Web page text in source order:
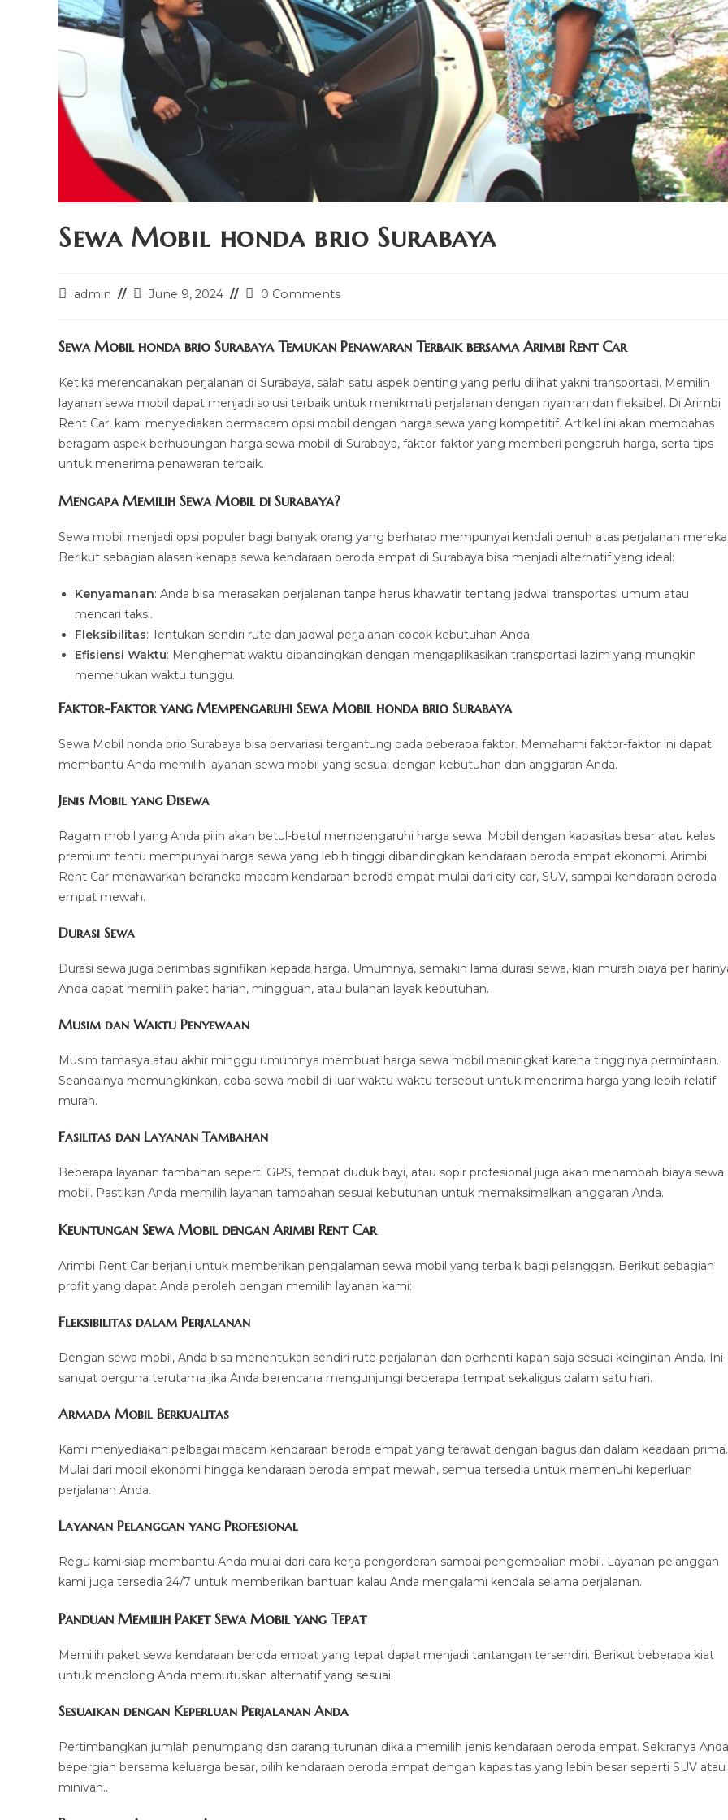
Sewa Mobil honda brio Surabaya
Postadmin
PostJune 9, 2024
Post0 Comments
Sewa Mobil honda brio Surabaya Temukan Penawaran Terbaik bersama Arimbi Rent Car
Ketika merencanakan perjalanan di Surabaya, salah satu aspek penting yang perlu dilihat yakni transportasi. Memilih
layanan sewa mobil dapat menjadi solusi terbaik untuk menikmati perjalanan dengan nyaman dan fleksibel. Di Arimbi
Rent Car, kami menyediakan bermacam opsi mobil dengan harga sewa yang kompetitif. Artikel ini akan membahas
beragam aspek berhubungan harga sewa mobil di Surabaya, faktor-faktor yang memberi pengaruh harga, serta tips
untuk menerima penawaran terbaik.
Mengapa Memilih Sewa Mobil di Surabaya?
Sewa mobil menjadi opsi populer bagi banyak orang yang berharap mempunyai kendali penuh atas perjalanan mereka.
Berikut sebagian alasan kenapa sewa kendaraan beroda empat di Surabaya bisa menjadi alternatif yang ideal:
Kenyamanan: Anda bisa merasakan perjalanan tanpa harus khawatir tentang jadwal transportasi umum atau
mencari taksi.
Fleksibilitas: Tentukan sendiri rute dan jadwal perjalanan cocok kebutuhan Anda.
Efisiensi Waktu: Menghemat waktu dibandingkan dengan mengaplikasikan transportasi lazim yang mungkin
memerlukan waktu tunggu.
Faktor-Faktor yang Mempengaruhi Sewa Mobil honda brio Surabaya
Sewa Mobil honda brio Surabaya bisa bervariasi tergantung pada beberapa faktor. Memahami faktor-faktor ini dapat
membantu Anda memilih layanan sewa mobil yang sesuai dengan kebutuhan dan anggaran Anda.
Jenis Mobil yang Disewa
Ragam mobil yang Anda pilih akan betul-betul mempengaruhi harga sewa. Mobil dengan kapasitas besar atau kelas
premium tentu mempunyai harga sewa yang lebih tinggi dibandingkan kendaraan beroda empat ekonomi. Arimbi
Rent Car menawarkan beraneka macam kendaraan beroda empat mulai dari city car, SUV, sampai kendaraan beroda
empat mewah.
Durasi Sewa
Durasi sewa juga berimbas signifikan kepada harga. Umumnya, semakin lama durasi sewa, kian murah biaya per
Anda dapat memilih paket harian, mingguan, atau bulanan layak kebutuhan.
Musim dan Waktu Penyewaan
Musim tamasya atau akhir minggu umumnya membuat harga sewa mobil meningkat karena tingginya permintaan.
Seandainya memungkinkan, coba sewa mobil di luar waktu-waktu tersebut untuk menerima harga yang lebih relatif
murah.
Fasilitas dan Layanan Tambahan
Beberapa layanan tambahan seperti GPS, tempat duduk bayi, atau sopir profesional juga akan menambah biaya sewa
mobil. Pastikan Anda memilih layanan tambahan sesuai kebutuhan untuk memaksimalkan anggaran Anda.
Keuntungan Sewa Mobil dengan Arimbi Rent Car
Arimbi Rent Car berjanji untuk memberikan pengalaman sewa mobil yang terbaik bagi pelanggan. Berikut sebagian
profit yang dapat Anda peroleh dengan memilih layanan kami:
Fleksibilitas dalam Perjalanan
Dengan sewa mobil, Anda bisa menentukan sendiri rute perjalanan dan berhenti kapan saja sesuai keinginan Anda. Ini
sangat berguna terutama jika Anda berencana mengunjungi beberapa tempat sekaligus dalam satu hari.
Armada Mobil Berkualitas
Kami menyediakan pelbagai macam kendaraan beroda empat yang terawat dengan bagus dan dalam keadaan prima.
Mulai dari mobil ekonomi hingga kendaraan beroda empat mewah, semua tersedia untuk memenuhi keperluan
perjalanan Anda.
Layanan Pelanggan yang Profesional
Regu kami siap membantu Anda mulai dari cara kerja pengorderan sampai pengembalian mobil. Layanan pelanggan
kami juga tersedia 24/7 untuk memberikan bantuan kalau Anda mengalami kendala selama perjalanan.
Panduan Memilih Paket Sewa Mobil yang Tepat
Memilih paket sewa kendaraan beroda empat yang tepat dapat menjadi tantangan tersendiri. Berikut beberapa kiat
untuk menolong Anda memutuskan alternatif yang sesuai:
Sesuaikan dengan Keperluan Perjalanan Anda
Pertimbangkan jumlah penumpang dan barang turunan dikala memilih jenis kendaraan beroda empat. Sekiranya Anda
bepergian bersama keluarga besar, pilih kendaraan beroda empat dengan kapasitas yang lebih besar seperti SUV atau
minivan..